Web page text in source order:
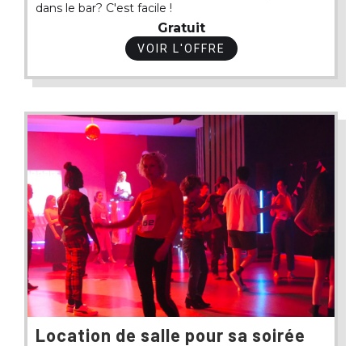
dans le bar? C'est facile !
Gratuit
VOIR L'OFFRE
Location de salle pour sa soirée